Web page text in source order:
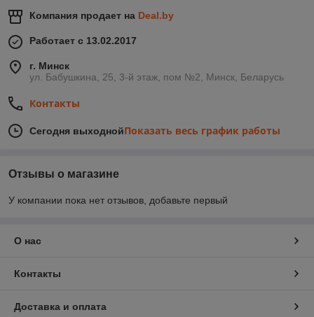
Компания продает на Deal.by
Работает с 13.02.2017
г. Минск
ул. Бабушкина, 25, 3-й этаж, пом №2, Минск, Беларусь
Контакты
Сегодня выходнойПоказать весь график работы
Отзывы о магазине
У компании пока нет отзывов, добавьте первый
О нас
Контакты
Доставка и оплата